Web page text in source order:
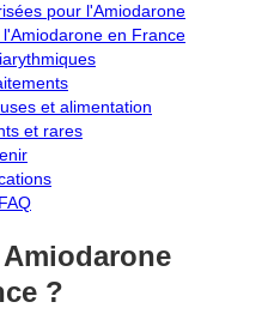
pour l'Amiodarone
en France
et alimentation
et rares
?